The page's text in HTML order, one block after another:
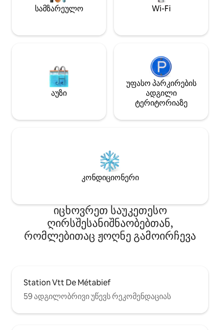
იშვიათი ორქიდეით
(Le Sabot de Venus).
დამატებითი
20:00 -მდე.
სამზარეულო Wi-Fi
აუზი
უფასო პარკირების
ადგილი
ტერიტორიაზე
კონდიციონერი
იცხოვრეთ საუკეთესო
ღირსშესანიშნაობებთან,
რომლებითაც ჟოღნე გამოირჩევა
Station Vtt De Métabief
59 ადგილობრივი უწევს რეკომენდაციას